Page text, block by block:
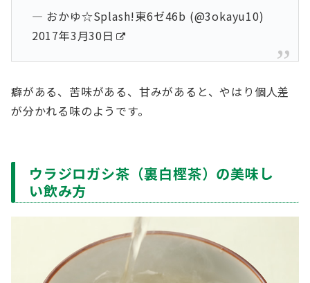
— おかゆ☆Splash!東6ゼ46b (@3okayu10)
2017年3月30日
癖がある、苦味がある、甘みがあると、やはり個人差
が分かれる味のようです。
ウラジロガシ茶（裏白樫茶）の美味し
い飲み方